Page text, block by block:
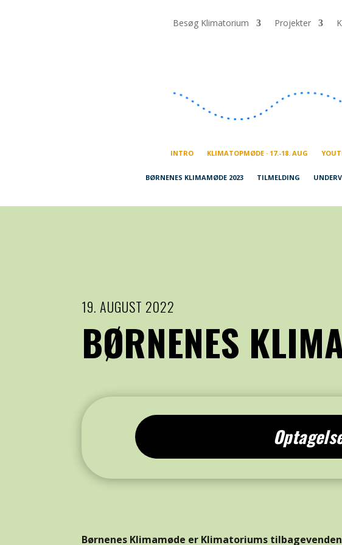
Besøg Klimatorium Projekter
INTRO KLIMATOPMØDE · 17.-18. AUG
BØRNENES KLIMAMØDE 2023 TILMELDING
19. AUGUST 2022
BØRNENES
Børnenes Klimamøde er Klimatoriums